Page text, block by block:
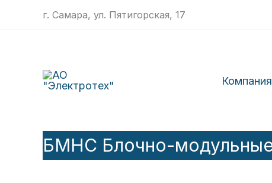
г. Самара, ул. Пятигорская, 17
Компания
БМНС Блочно-модульные